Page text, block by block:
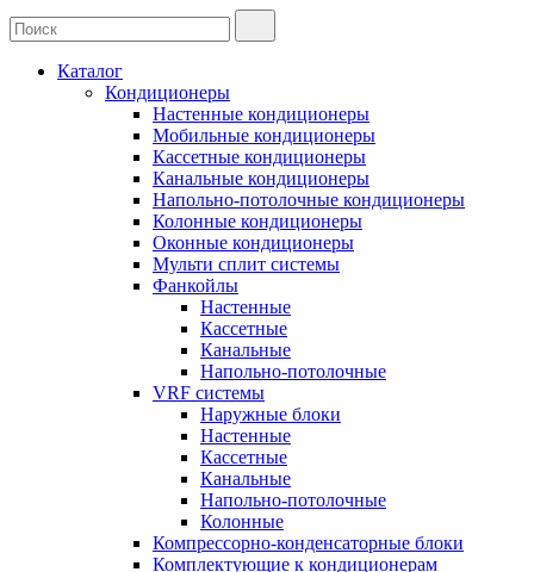
Каталог
Кондиционеры
Настенные кондиционеры
Мобильные кондиционеры
Кассетные кондиционеры
Канальные кондиционеры
Напольно-потолочные кондиционеры
Колонные кондиционеры
Оконные кондиционеры
Мульти сплит системы
Фанкойлы
Настенные
Кассетные
Канальные
Напольно-потолочные
VRF системы
Наружные блоки
Настенные
Кассетные
Канальные
Напольно-потолочные
Колонные
Компрессорно-конденсаторные блоки
Комплектующие к кондиционерам